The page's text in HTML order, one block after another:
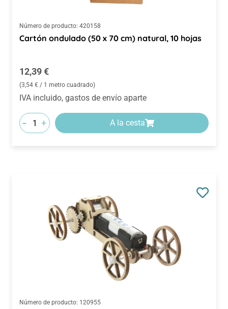
Número de producto: 420158
Cartón ondulado (50 x 70 cm) natural, 10 hojas
Precio normal:
12,39 €
(3,54 € / 1 metro cuadrado)
IVA incluido, gastos de envío aparte
- + A la cesta
Número de producto: 120955